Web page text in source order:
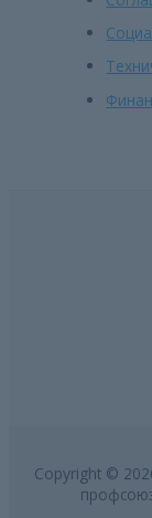
Copyright ©